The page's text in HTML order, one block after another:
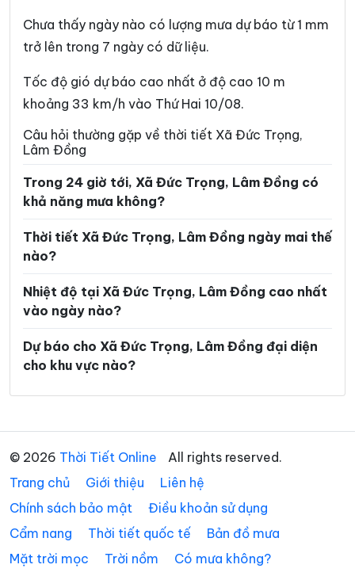
Xã Đạ Tẻh Xã Đạ Tẻh 2
Xã Đắk Sắk Xã Đắk song
Xã Đắk Wil Xã Đam Rông 1
Xã Đam Rông 2
Xã Đam Rông 4 Xã Di Linh
Xã Đinh Trang Thượng Xã Đinh Văn Lâm Hà
Xã Đơn Dương
Xã Đồng Kho Xã Đức An
Xã Đức Lập
Xã Gia Hiệp Xã Hàm Kiệm
Xã Hàm Liêm
Xã Hòa Bắc
Xã Hòa Ninh Xã Hòa Thắng
Xã Ka Đô Xã Kiến Đức
Xã Krông Nô Xã La Dạ
Chưa thấy ngày nào có lượng mưa dự báo từ 1 mm
trở lên trong 7 ngày có dữ liệu.
Tốc độ gió dự báo cao nhất ở độ cao 10 m
khoảng 33 km/h vào Thứ Hai 10/08.
Câu hỏi thường gặp về thời tiết Xã Đức Trọng,
Lâm Đồng
Trong 24 giờ tới, Xã Đức Trọng, Lâm Đồng có
khả năng mưa không?
Thời tiết Xã Đức Trọng, Lâm Đồng ngày mai thế
nào?
Nhiệt độ tại Xã Đức Trọng, Lâm Đồng cao nhất
vào ngày nào?
Dự báo cho Xã Đức Trọng, Lâm Đồng đại diện
cho khu vực nào?
© 2026 Thời Tiết Online
All rights reserved.
Trang chủ
Giới thiệu
Liên hệ
Chính sách bảo mật
Điều khoản sử dụng
Cẩm nang
Thời tiết quốc tế
Bản đồ mưa
Mặt trời mọc
Trời nồm Có mưa không?